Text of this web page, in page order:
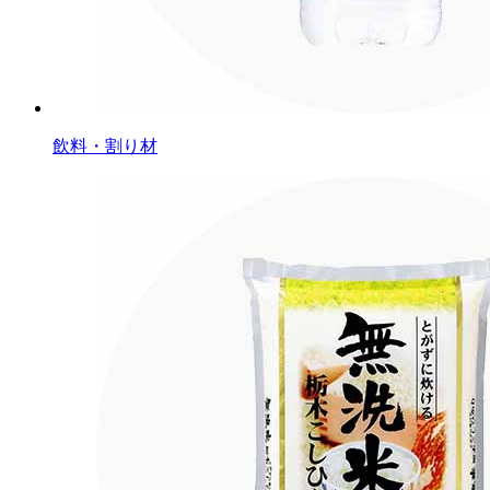
飲料・割り材